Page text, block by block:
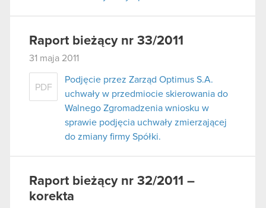
Raport bieżący nr 33/2011
31 maja 2011
PDF
Podjęcie przez Zarząd Optimus S.A.
uchwały w przedmiocie skierowania do
Walnego Zgromadzenia wniosku w
sprawie podjęcia uchwały zmierzającej
do zmiany firmy Spółki.
Raport bieżący nr 32/2011 –
korekta